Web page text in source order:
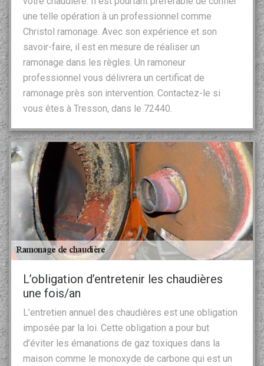
une telle opération à un professionnel comme
Christol ramonage. Avec son expérience et son
savoir-faire, il est en mesure de réaliser un
ramonage dans les règles. Un ramoneur
professionnel vous délivrera un certificat de
ramonage près son intervention. Contactez-le si
vous êtes à Tresson, dans le 72440.
L’obligation d’entretenir les chaudières
une fois/an
L’entretien annuel des chaudières est une obligation
imposée par la loi. Cette obligation a pour but
d’éviter les émanations de gaz toxiques dans la
maison comme le monoxyde de carbone qui est un